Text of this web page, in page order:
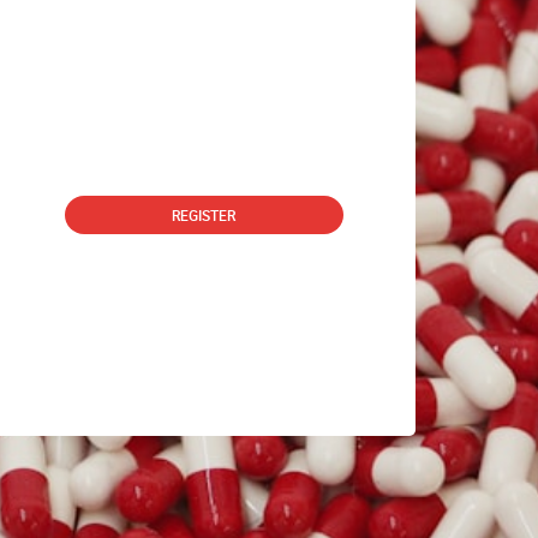
REGISTER